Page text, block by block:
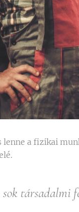
a fizikai
társadalmi